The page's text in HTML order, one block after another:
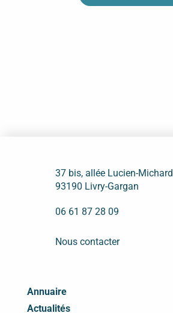
37 bis, allée Lucien-Michard
93190 Livry-Gargan
06 61 87 28 09
Nous contacter
Annuaire
Actualités